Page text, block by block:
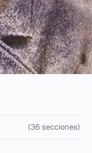
(36 secciones)